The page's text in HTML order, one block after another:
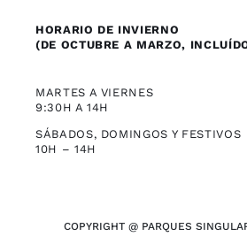
HORARIO DE INVIERNO
(DE OCTUBRE A MARZO,
MARTES A VIERNES
9:30H A 14H
SÁBADOS, DOMINGOS Y FESTIVOS
10H – 14H
COPYRIGHT @ PARQUES